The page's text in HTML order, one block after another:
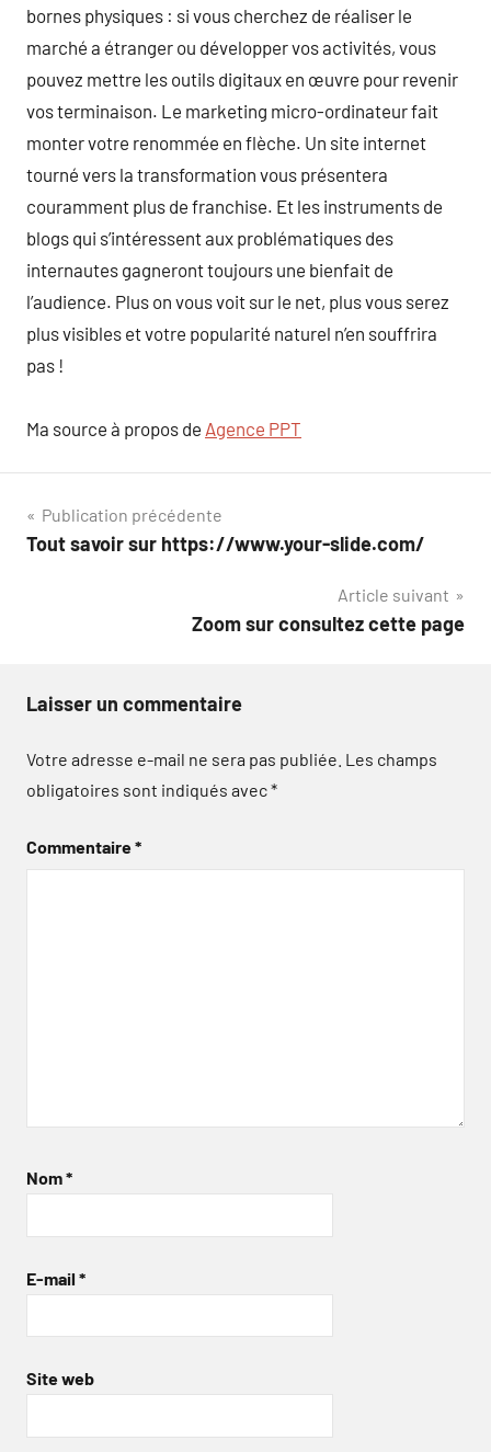
bornes physiques : si vous cherchez de réaliser le
marché a étranger ou développer vos activités, vous
pouvez mettre les outils digitaux en œuvre pour revenir
vos terminaison. Le marketing micro-ordinateur fait
monter votre renommée en flèche. Un site internet
tourné vers la transformation vous présentera
couramment plus de franchise. Et les instruments de
blogs qui s’intéressent aux problématiques des
internautes gagneront toujours une bienfait de
l’audience. Plus on vous voit sur le net, plus vous serez
plus visibles et votre popularité naturel n’en souffrira
pas !
Ma source à propos de Agence PPT
Navigation
de
Publication précédente
Tout savoir sur https://www.your-slide.com/
Article suivant
Zoom sur consultez cette page
Laisser un commentaire
Votre adresse e-mail ne sera pas publiée. Les champs
obligatoires sont indiqués avec*
Commentaire*
Nom*
E-mail *
Site web